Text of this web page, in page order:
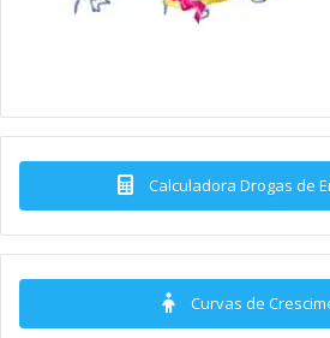
Calculadora Drogas de
Curvas de